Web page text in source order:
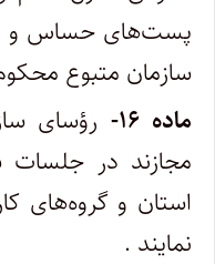
پست‏‌های حساس و
سازمان متبوع
ماده ۱۶-
رؤسای
مجازند در جلسات
استان و گروه‌های
نمایند .